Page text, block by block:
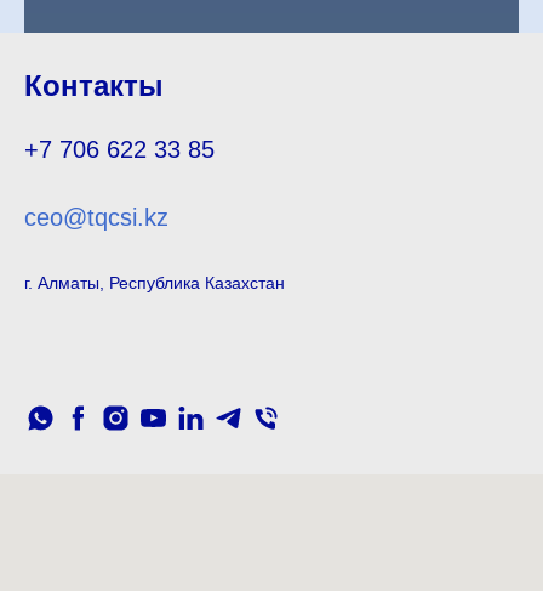
Контакты
+7 706 622 33 85
ceo@tqcsi.kz
г. Алматы, Республика Казахстан